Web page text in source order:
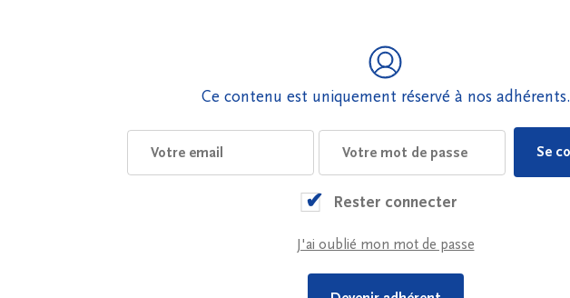
Ce contenu est uniquement réservé à nos adhérents.
Rester connecter
J'ai oublié mon mot de passe